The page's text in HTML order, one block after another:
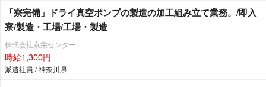
「寮完備」ドライ真空ポンプの製造の加工組み立て業務。/即入
寮/製造・工場/工場・製造
株式会社京栄センター
時給1,300円
派遣社員 / 神奈川県